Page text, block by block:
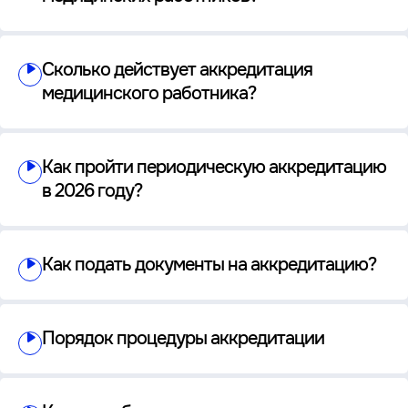
Сколько действует аккредитация
медицинского работника?
Как пройти периодическую аккредитацию
в 2026 году?
Как подать документы на аккредитацию?
Порядок процедуры аккредитации